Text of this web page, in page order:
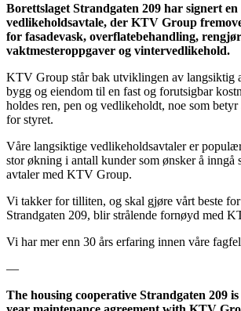
Borettslaget Strandgaten 209 har signert en
vedlikeholdsavtale, der KTV Group
for fasadevask, overflatebehandling,
vaktmesteroppgaver og vintervedlikehold.
KTV Group står bak utviklingen av langsiktig
bygg og eiendom til en fast og forutsigbar
holdes ren, pen og vedlikeholdt, noe som betyr
for styret.
Våre langsiktige vedlikeholdsavtaler er
stor økning i antall kunder som ønsker å inngå
avtaler med KTV Group.
Vi takker for tilliten, og skal gjøre vårt beste for
Strandgaten 209, blir strålende fornøyd med
Vi har mer enn 30 års erfaring innen våre
—
The housing cooperative Strandgaten 209